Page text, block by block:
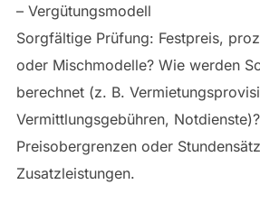
– Vergütungsmodell
Sorgfältige Prüfung: Festpreis,
oder Mischmodelle? Wie werden
berechnet (z. B.
Vermittlungsgebühren,
Preisobergrenzen oder
Zusatzleistungen.